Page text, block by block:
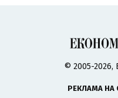
© 2005-
РЕКЛАМА НА